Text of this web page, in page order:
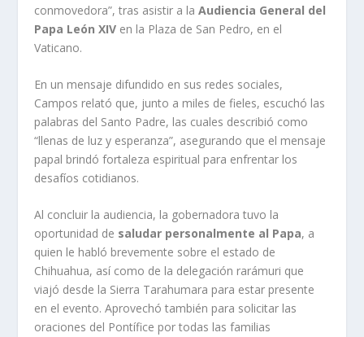
conmovedora”, tras asistir a laAudiencia General del
Papa León XIV en la Plaza de San Pedro, en el
Vaticano.
En un mensaje difundido en sus redes sociales,
Campos relató que, junto a miles de fieles, escuchó las
palabras del Santo Padre, las cuales describió como
“llenas de luz y esperanza”, asegurando que el mensaje
papal brindó fortaleza espiritual para enfrentar los
desafíos cotidianos.
Al concluir la audiencia, la gobernadora tuvo la
oportunidad de saludar personalmente al Papa, a
quien le habló brevemente sobre el estado de
Chihuahua, así como de la delegación rarámuri que
viajó desde la Sierra Tarahumara para estar presente
en el evento. Aprovechó también para solicitar las
oraciones del Pontífice por todas las familias